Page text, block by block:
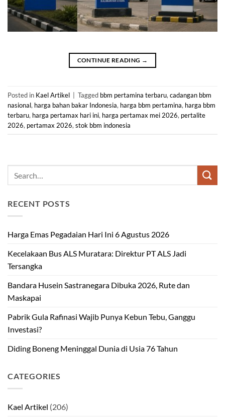
CONTINUE READING →
Posted in Kael Artikel Tagged bbm pertamina terbaru, cadangan bbm
nasional, harga bahan bakar Indonesia, harga bbm pertamina, harga bbm
terbaru, harga pertamax hari ini, harga pertamax mei 2026, pertalite
2026, pertamax 2026, stok bbm indonesia
RECENT POSTS
Harga Emas Pegadaian Hari Ini 6 Agustus 2026
Kecelakaan Bus ALS Muratara: Direktur PT ALS Jadi
Tersangka
Bandara Husein Sastranegara Dibuka 2026, Rute dan
Maskapai
Pabrik Gula Rafinasi Wajib Punya Kebun Tebu, Ganggu
Investasi?
Diding Boneng Meninggal Dunia di Usia 76 Tahun
CATEGORIES
Kael Artikel (206)